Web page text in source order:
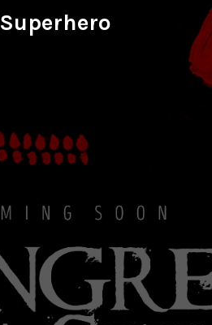
Superhero